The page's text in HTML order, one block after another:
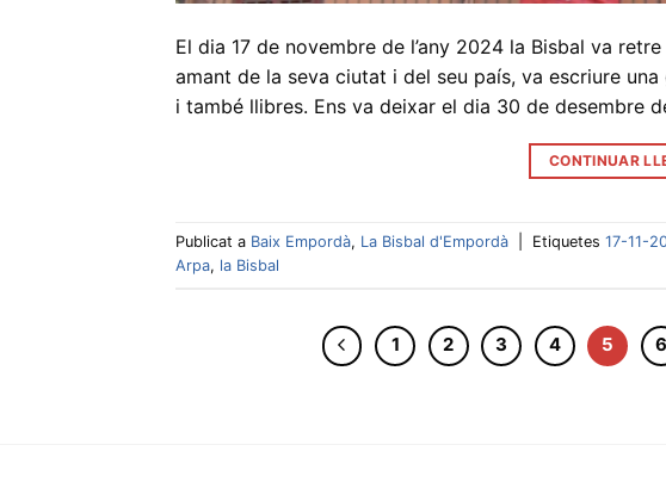
El dia 17 de novembre de l’any 2024 la Bisbal va
amant de la seva ciutat i del seu país, va escriure
i també llibres. Ens va deixar el dia 30 de desembre
CONTINUAR
Publicat a Baix Empordà, La Bisbal d'Empordà Etiquetes 17-11-
Arpa, la Bisbal
1 2 3 4 5 6